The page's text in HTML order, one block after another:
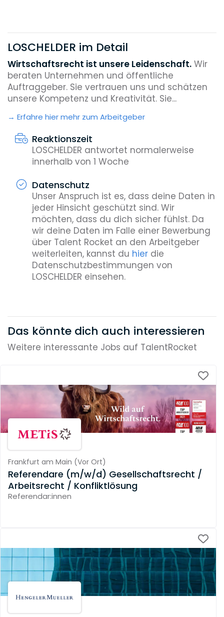
LOSCHELDER im Detail
Wirtschaftsrecht ist unsere Leidenschaft. Wir
beraten Unternehmen und öffentliche
Auftraggeber. Sie vertrauen uns und schätzen
unsere Kompetenz und Kreativität. Sie...
Erfahre hier mehr zum Arbeitgeber
Reaktionszeit
LOSCHELDER antwortet normalerweise
innerhalb von 1 Woche
Datenschutz
Unser Anspruch ist es, dass deine Daten in
jeder Hinsicht geschützt sind. Wir
möchten, dass du dich sicher fühlst. Da
wir deine Daten im Falle einer Bewerbung
über Talent Rocket an den Arbeitgeber
weiterleiten, kannst du hierdie
Datenschutzbestimmungen von
LOSCHELDER einsehen.
Das könnte dich auch interessieren
Weitere interessante Jobs auf TalentRocket
Frankfurt am Main (Vor Ort)
Referendare (m/w/d) Gesellschaftsrecht /
Arbeitsrecht / Konfliktlösung
Referendar:innen